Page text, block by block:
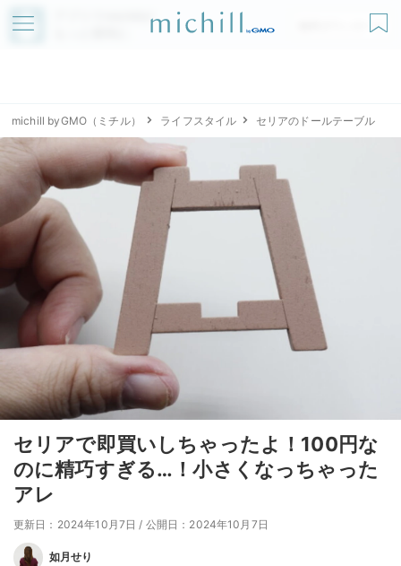
アプリでmichillが
無料ダウンロード
michill byGMO（ミチル） ライフスタイル セリアのドールテーブル
セリアで即買いしちゃったよ！100円な
のに精巧すぎる…！小さくなっちゃった
アレ
更新日：2024年10月7日 / 公開日：2024年10月7日
如月せり